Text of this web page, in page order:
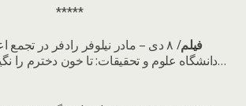
*****
فيلم
/ ۸ دی – مادر نیلوفر رادفر در
دانشگاه علوم و تحقیقات: تا خون دخترم را نگیرم آروم نمی گیرم…